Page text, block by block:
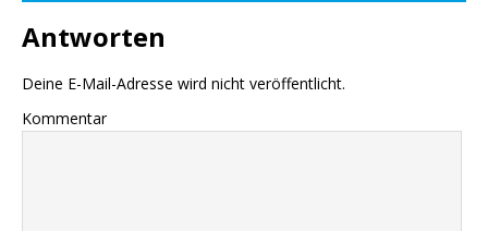
Antworten
Deine E-Mail-Adresse wird nicht veröffentlicht.
Kommentar